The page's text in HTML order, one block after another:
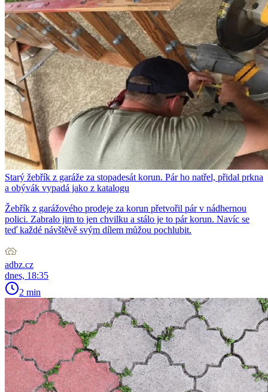
Starý žebřík z garáže za stopadesát korun. Pár ho natřel, přidal prkna
a obývák vypadá jako z katalogu
Žebřík z garážového prodeje za korun přetvořil pár v nádhernou
polici. Zabralo jim to jen chvilku a stálo je to pár korun. Navíc se
teď každé návštěvě svým dílem můžou pochlubit.
adbz.cz
dnes, 18:35
2 min